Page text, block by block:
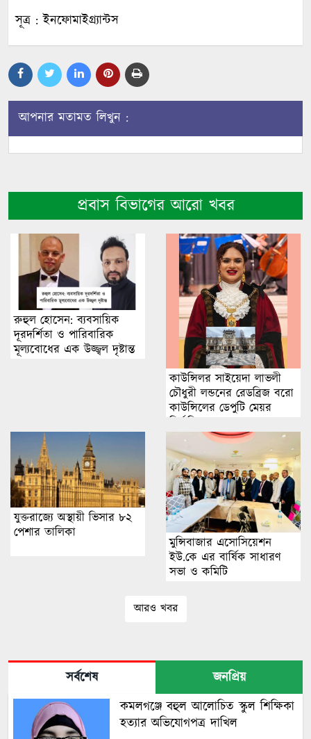
সূত্র : ইনফোমাইগ্র্যান্টস
আপনার মতামত লিখুন :
প্রবাস বিভাগের আরো খবর
রুহুল হোসেন: ব্যবসায়িক
দূরদর্শিতা ও পারিবারিক
মূল্যবোধের এক উজ্জ্বল দৃষ্টান্ত
কাউন্সিলর সাইয়েদা লাভলী
চৌধুরী লন্ডনের রেডব্রিজ বরো
কাউন্সিলের ডেপুটি মেয়র
নির্বাচিত হয়েছেন।
যুক্তরাজ্যে অস্থায়ী ভিসার ৮২
পেশার তালিকা
মুন্সিবাজার এসোসিয়েশন
ইউ.কে এর বার্ষিক সাধারণ
সভা ও কমিটি
আরও খবর
সর্বশেষ
জনপ্রিয়
কমলগঞ্জে বহুল আলোচিত স্কুল শিক্ষিকা
হত্যার অভিযোগপত্র দাখিল